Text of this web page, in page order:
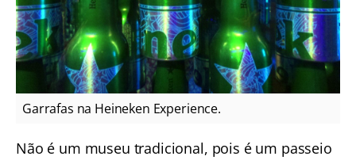
Garrafas na Heineken Experience.
Não é um museu tradicional, pois é um passeio